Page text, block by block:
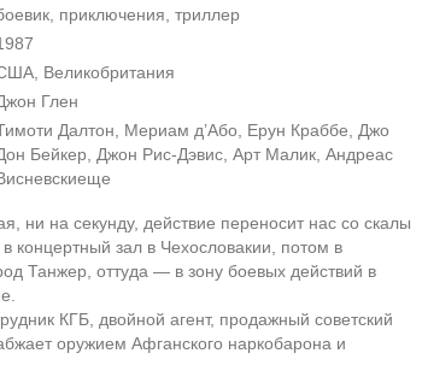
приключения, триллер
Великобритания
Глен
Далтон, Мериам д’Або, Ерун Краббе, Джо
Бейкер, Джон Рис-Дэвис, Арт Малик, Андреас
ни на секунду, действие переносит нас со скалы
концертный зал в Чехословакии, потом в
Танжер, оттуда — в зону боевых действий в
КГБ, двойной агент, продажный советский
оружием Афганского наркобарона и